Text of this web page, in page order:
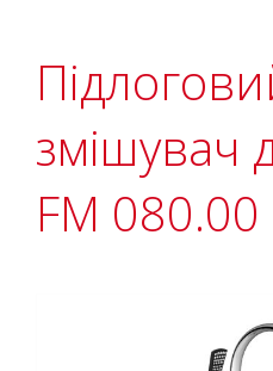
змішувач
FM 080.00